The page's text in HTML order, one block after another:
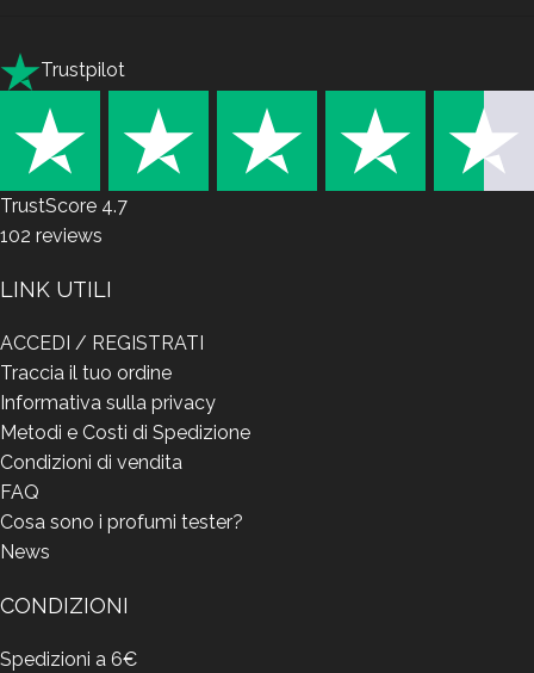
Trustpilot
TrustScore 4.7
102 reviews
LINK UTILI
ACCEDI / REGISTRATI
Traccia il tuo ordine
Informativa sulla privacy
Metodi e Costi di Spedizione
Condizioni di vendita
FAQ
Cosa sono i profumi tester?
News
CONDIZIONI
Spedizioni a 6€